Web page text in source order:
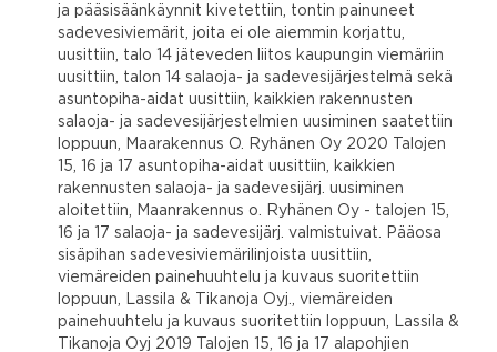
ja pääsisäänkäynnit kivetettiin, tontin painuneet
sadevesiviemärit, joita ei ole aiemmin korjattu,
uusittiin, talo 14 jäteveden liitos kaupungin viemäriin
uusittiin, talon 14 salaoja- ja sadevesijärjestelmä sekä
asuntopiha-aidat uusittiin, kaikkien rakennusten
salaoja- ja sadevesijärjestelmien uusiminen saatettiin
loppuun, Maarakennus O. Ryhänen Oy 2020 Talojen
15, 16 ja 17 asuntopiha-aidat uusittiin, kaikkien
rakennusten salaoja- ja sadevesijärj. uusiminen
aloitettiin, Maanrakennus o. Ryhänen Oy - talojen 15,
16 ja 17 salaoja- ja sadevesijärj. valmistuivat. Pääosa
sisäpihan sadevesiviemärilinjoista uusittiin,
viemäreiden painehuuhtelu ja kuvaus suoritettiin
loppuun, Lassila & Tikanoja Oyj., viemäreiden
painehuuhtelu ja kuvaus suoritettiin loppuun, Lassila &
Tikanoja Oyj 2019 Talojen 15, 16 ja 17 alapohjien